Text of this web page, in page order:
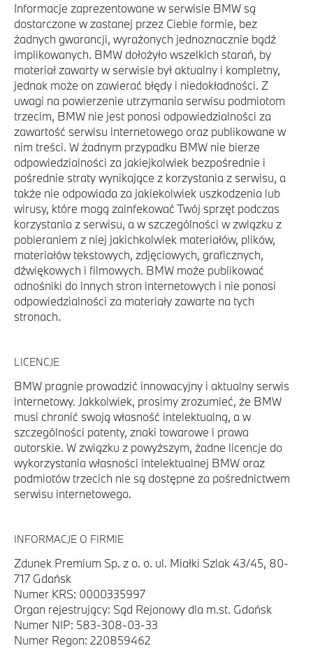
Informacje zaprezentowane w serwisie BMW są
dostarczone w zastanej przez Ciebie formie, bez
żadnych gwarancji, wyrażonych jednoznacznie bądź
implikowanych. BMW dołożyło wszelkich starań, by
materiał zawarty w serwisie był aktualny i kompletny,
jednak może on zawierać błędy i niedokładności. Z
uwagi na powierzenie utrzymania serwisu podmiotom
trzecim, BMW nie jest ponosi odpowiedzialności za
zawartość serwisu internetowego oraz publikowane w
nim treści. W żadnym przypadku BMW nie bierze
odpowiedzialności za jakiejkolwiek bezpośrednie i
pośrednie straty wynikające z korzystania z serwisu, a
także nie odpowiada za jakiekolwiek uszkodzenia lub
wirusy, które mogą zainfekować Twój sprzęt podczas
korzystania z serwisu, a w szczególności w związku z
pobieraniem z niej jakichkolwiek materiałów, plików,
materiałów tekstowych, zdjęciowych, graficznych,
dźwiękowych i filmowych. BMW może publikować
odnośniki do innych stron internetowych i nie ponosi
odpowiedzialności za materiały zawarte na tych
stronach.
LICENCJE
BMW pragnie prowadzić innowacyjny i aktualny serwis
internetowy. Jakkolwiek, prosimy zrozumieć, że BMW
musi chronić swoją własność intelektualną, a w
szczególności patenty, znaki towarowe i prawa
autorskie. W związku z powyższym, żadne licencje do
wykorzystania własności intelektualnej BMW oraz
podmiotów trzecich nie są dostępne za pośrednictwem
serwisu internetowego.
INFORMACJE O FIRMIE
Zdunek Premium Sp. z o. o. ul. Miałki Szlak 43/45, 80-
717 Gdańsk
Numer KRS: 0000335997
Organ rejestrujący: Sąd Rejonowy dla m.st. Gdańsk
Numer NIP: 583-308-03-33
Numer Regon: 220859462